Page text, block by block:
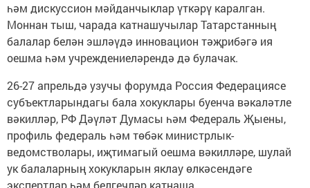
һәм дискуссион мәйданчыклар үткәрү каралган.
Моннан тыш, чарада катнашучылар Татарстанның
балалар белән эшләүдә инновацион тәҗрибәгә ия
оешма һәм учреждениеләрендә дә булачак.
26-27 апрельдә узучы форумда Россия Федерациясе
субъектларындагы бала хокуклары буенча вәкаләтле
вәкилләр, РФ Дәүләт Думасы һәм Федераль Җыены,
профиль федераль һәм төбәк министрлык-
ведомстволары, иҗтимагый оешма вәкилләре, шулай
ук балаларның хокукларын яклау өлкәсендәге
экспертлар һәм белгечләр катнаша.